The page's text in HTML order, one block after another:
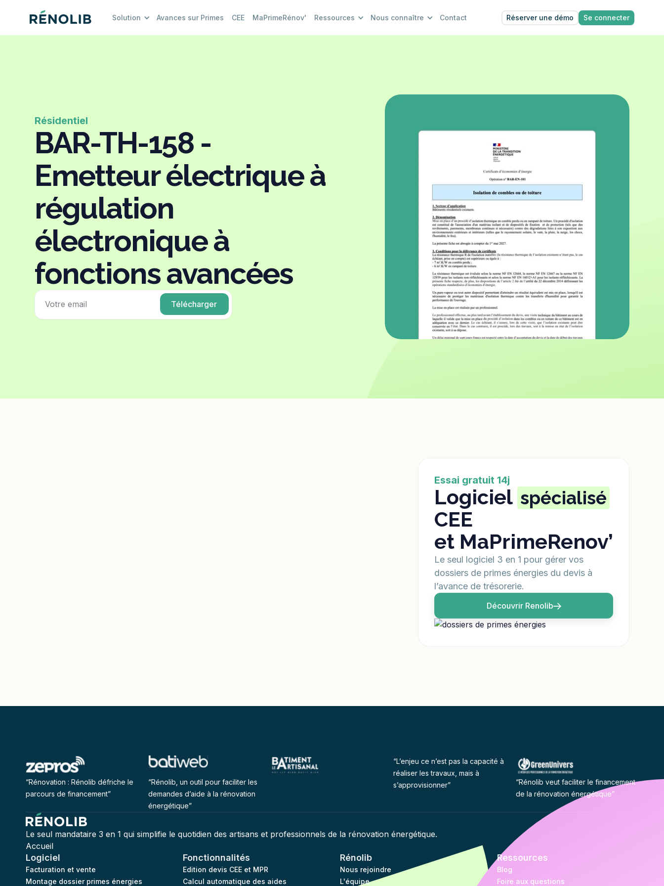
Solution Avances sur Primes CEE MaPrimeRénov' Ressources Nous connaître Contact Réserver une démo Se connecter
Résidentiel
BAR-TH-158 -
Emetteur électrique à
régulation
électronique à
fonctions avancées
Essai gratuit 14j
Logiciel spécialisé
CEE
et MaPrimeRenov’
Le seul logiciel 3 en 1 pour gérer vos
dossiers de primes énergies du devis à
l’avance de trésorerie.
Découvrir Renolib
“Rénovation : Rénolib défriche le
parcours de financement”
“Rénolib, un outil pour faciliter les
demandes d’aide à la rénovation
énergétique”
“L’enjeu ce n’est pas la capacité à
réaliser les travaux, mais à
s’approvisionner”
“Rénolib veut faciliter le financement
de la rénovation énergétique”
Le seul mandataire 3 en 1 qui simplifie le quotidien des artisans et professionnels de la rénovation énergétique.
Accueil
Logiciel
Facturation et vente
Montage dossier primes énergies
Fonctionnalités
Edition devis CEE et MPR
Calcul automatique des aides
Rénolib
Nous rejoindre
L'équipe
Ressources
Blog
Foire aux questions